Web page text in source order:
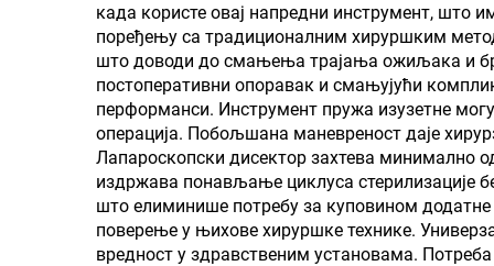
када користе овај напредни инструмент, што
поређењу са традиционалним хируршким
што доводи до смањења трајања ожиљака и
постоперативни опоравак и смањујући
перформанси. Инструмент пружа изузетне
операција. Побољшана маневреност даје
Лапароскопски дисектор захтева минимално
издржава понављање циклуса стерилизације
што елиминише потребу за куповином
поверење у њихове хируршке технике.
вредност у здравственим установама.